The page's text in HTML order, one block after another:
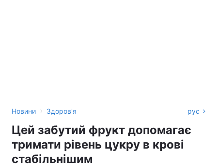
Новини › Здоров'я рус
Цей забутий фрукт допомагає
тримати рівень цукру в крові
стабільнішим